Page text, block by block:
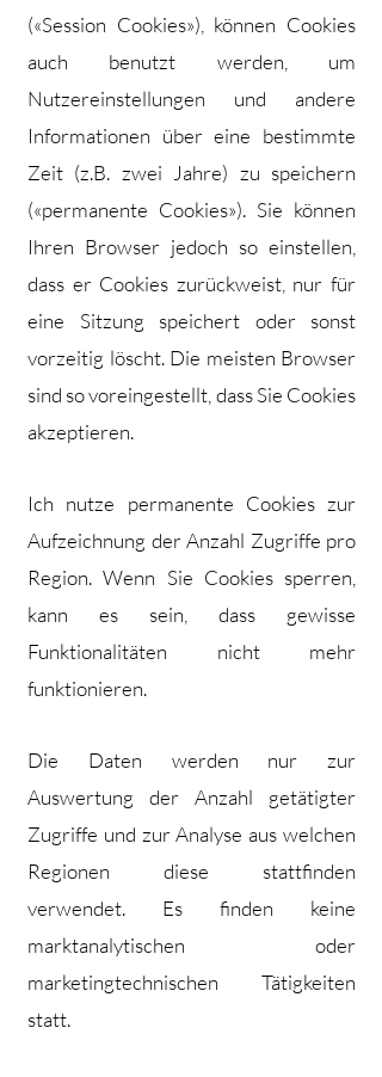
(«Session Cookies»), können Cookies
auch benutzt werden, um
Nutzereinstellungen und andere
Informationen über eine bestimmte
Zeit (z.B. zwei Jahre) zu speichern
(«permanente Cookies»). Sie können
Ihren Browser jedoch so einstellen,
dass er Cookies zurückweist, nur für
eine Sitzung speichert oder sonst
vorzeitig löscht. Die meisten Browser
sind so voreingestellt, dass Sie Cookies
akzeptieren.
Ich nutze permanente Cookies zur
Aufzeichnung der Anzahl Zugriffe pro
Region. Wenn Sie Cookies sperren,
kann es sein, dass gewisse
Funktionalitäten nicht mehr
funktionieren.
Die Daten werden nur zur
Auswertung der Anzahl getätigter
Zugriffe und zur Analyse aus welchen
Regionen diese stattfinden
verwendet. Es finden keine
marktanalytischen oder
marketingtechnischen Tätigkeiten
statt.